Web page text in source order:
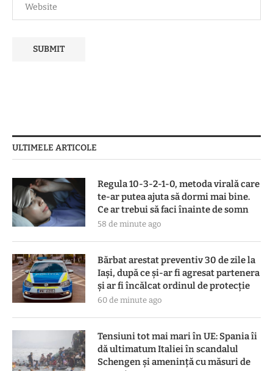
ULTIMELE ARTICOLE
Regula 10-3-2-1-0, metoda virală care
te-ar putea ajuta să dormi mai bine.
Ce ar trebui să faci înainte de somn
58 de minute ago
Bărbat arestat preventiv 30 de zile la
Iași, după ce și-ar fi agresat partenera
și ar fi încălcat ordinul de protecție
60 de minute ago
Tensiuni tot mai mari în UE: Spania îi
dă ultimatum Italiei în scandalul
Schengen și amenință cu măsuri de